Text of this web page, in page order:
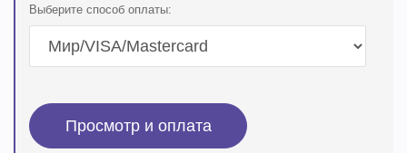
Выберите способ оплаты: